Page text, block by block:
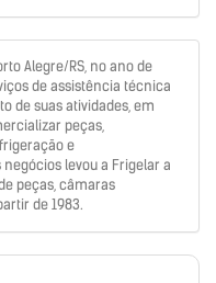
Alegre/RS, no ano de
de assistência técnica
de suas atividades, em
peças,
e
levou a Frigelar a
peças, câmaras
de 1983.